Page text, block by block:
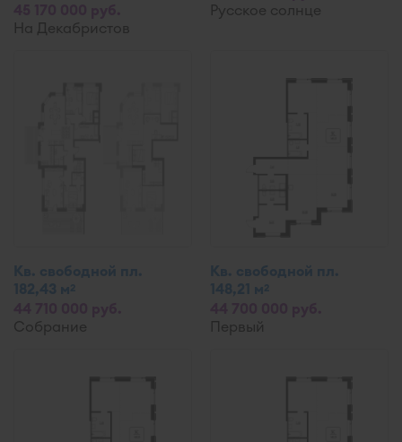
На Декабристов
Русское солнце
Кв. свободной пл.
182,43 м2
Собрание
Кв. свободной пл.
148,21 м2
Первый